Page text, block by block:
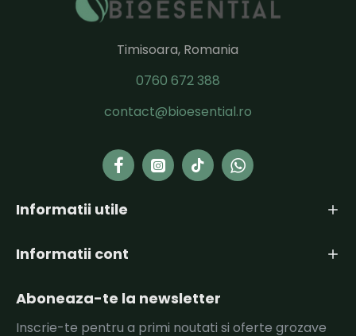
Timisoara, Romania
0760 672 388
contact@bioesential.ro
Informatii utile
Informatii cont
Aboneaza-te la newsletter
Inscrie-te pentru a primi noutati si oferte grozave